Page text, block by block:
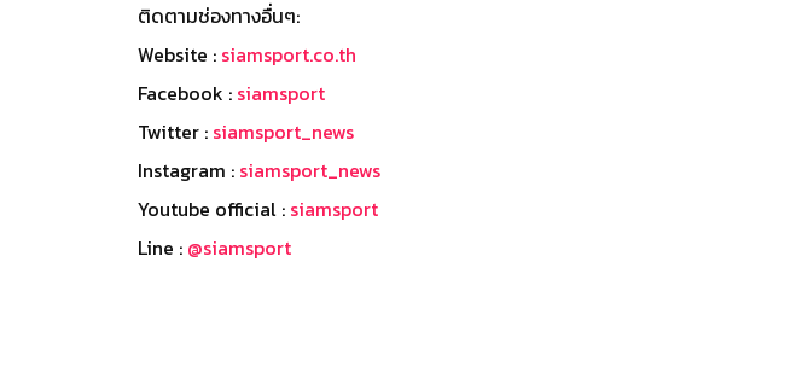
ติดตามช่องทางอื่นๆ:
Website : siamsport.co.th
Facebook : siamsport
Twitter : siamsport_news
Instagram : siamsport_news
Youtube official : siamsport
Line : @siamsport